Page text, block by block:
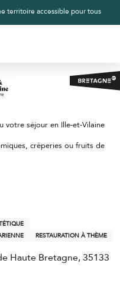
territoire accessible pour tous
votre séjour en Ille-et-Vilaine
crêperies ou fruits de
RESTAURATION À THÈME
Haute Bretagne, 35133